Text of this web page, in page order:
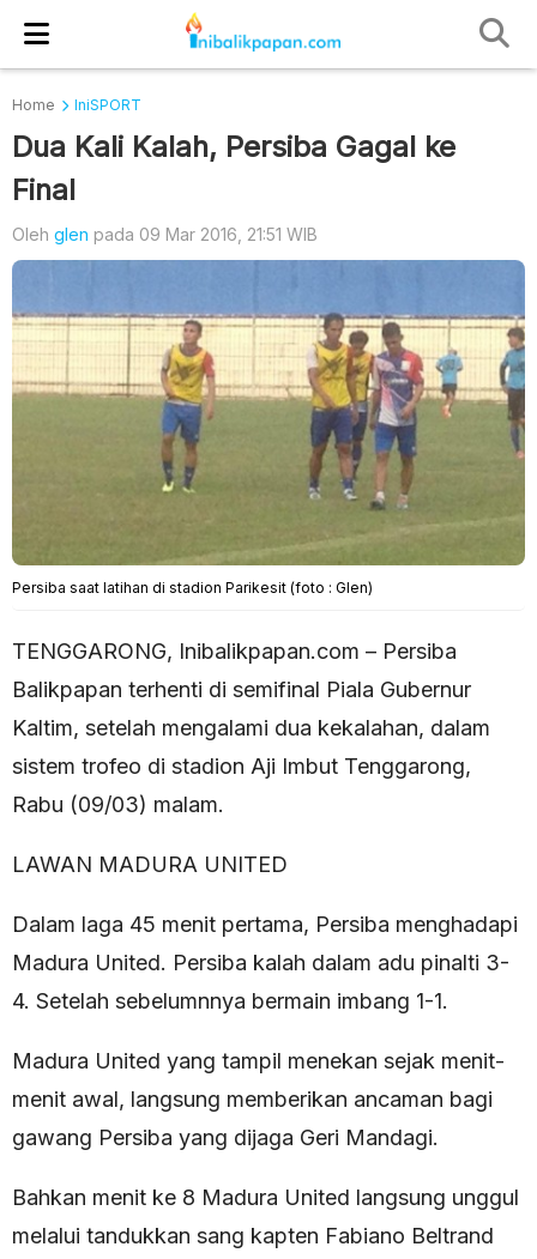
Home IniSPORT
Dua Kali Kalah, Persiba Gagal ke
Final
Oleh glen pada 09 Mar 2016, 21:51 WIB
Persiba saat latihan di stadion Parikesit (foto : Glen)
TENGGARONG, Inibalikpapan.com – Persiba
Balikpapan terhenti di semifinal Piala Gubernur
Kaltim, setelah mengalami dua kekalahan, dalam
sistem trofeo di stadion Aji Imbut Tenggarong,
Rabu (09/03) malam.
LAWAN MADURA UNITED
Dalam laga 45 menit pertama, Persiba menghadapi
Madura United. Persiba kalah dalam adu pinalti 3-
4. Setelah sebelumnnya bermain imbang 1-1.
Madura United yang tampil menekan sejak menit-
menit awal, langsung memberikan ancaman bagi
gawang Persiba yang dijaga Geri Mandagi.
Bahkan menit ke 8 Madura United langsung unggul
melalui tandukkan sang kapten Fabiano Beltrand